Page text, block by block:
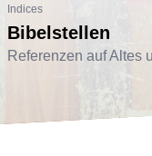
Indices
Bibelstellen
Referenzen auf Altes